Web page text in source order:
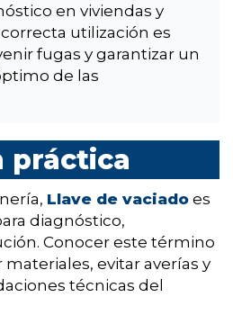
en viviendas y
utilización es
fugas y garantizar un
de las
práctica
Llave de vaciado es
diagnóstico,
Conocer este término
evitar averías y
técnicas del